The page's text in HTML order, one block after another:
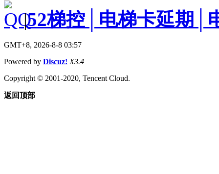
|52梯控│电梯卡延期│
GMT+8, 2026-8-8 03:57
Powered by Discuz! X3.4
Copyright © 2001-2020, Tencent Cloud.
返回顶部